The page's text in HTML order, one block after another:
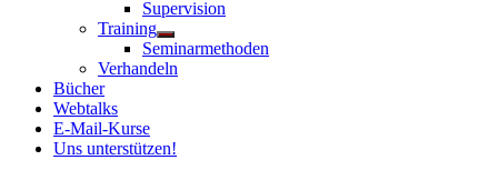
Supervision
Training
Untermenü
anzeigen
Seminarmethoden
Verhandeln
Bücher
Webtalks
E-Mail-Kurse
Uns unterstützen!